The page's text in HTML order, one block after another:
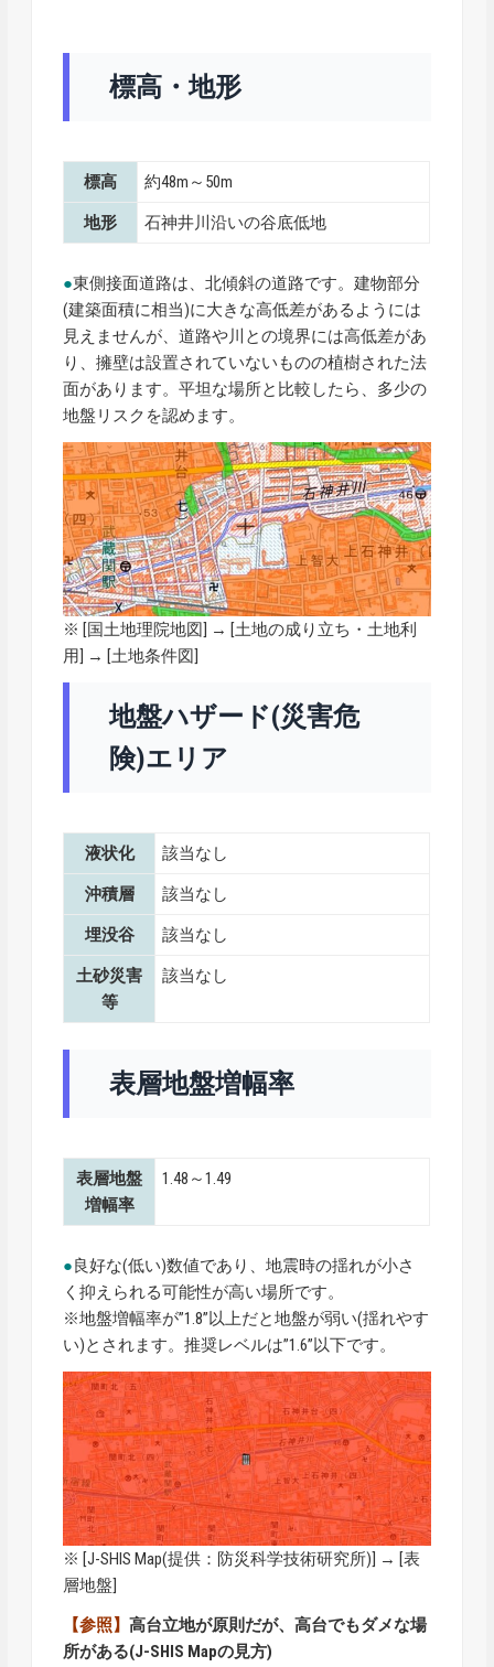
標高・地形
標高 約48m～50m
地形 石神井川沿いの谷底低地
●東側接面道路は、北傾斜の道路です。建物部分
(建築面積に相当)に大きな高低差があるようには
見えませんが、道路や川との境界には高低差があ
り、擁壁は設置されていないものの植樹された法
面があります。平坦な場所と比較したら、多少の
地盤リスクを認めます。
※ [ 国土地理院地図
] → [土地の成り立ち・土地利
用] → [土地条件図]
地盤ハザード(災害危
険)エリア
液状化 該当なし
沖積層 該当なし
埋没谷 該当なし
土砂災害
等
該当なし
表層地盤増幅率
表層地盤
増幅率
1.48～1.49
●良好な(低い)数値であり、地震時の揺れが小さ
く抑えられる可能性が高い場所です。
※地盤増幅率が”1.8”以上だと地盤が弱い(揺れやす
い)とされます。推奨レベルは”1.6”以下です。
※ [J-SHIS Map(提供：防災科学技術研究所)] → [表
層地盤]
【参照】高台立地が原則だが、高台でもダメな場
所がある(J-SHIS Mapの見方)